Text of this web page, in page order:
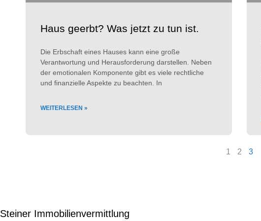
Haus geerbt? Was jetzt zu tun ist.
Die Erbschaft eines Hauses kann eine große
Verantwortung und Herausforderung darstellen. Neben
der emotionalen Komponente gibt es viele rechtliche
und finanzielle Aspekte zu beachten. In
WEITERLESEN »
1 2 3
Steiner Immobilienvermittlung